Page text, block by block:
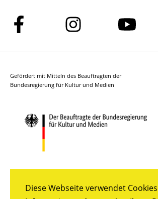
Diese Webseite verwendet
Folge
uns
auf
Folge
uns
auf
Folge
auf
Gefördert mit Mitteln des Beauftragten der
Bundesregierung für Kultur und Medien